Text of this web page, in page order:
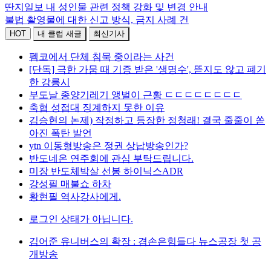
딴지일보 내 성인물 관련 정책 강화 및 변경 안내
불법 촬영물에 대한 신고 방식, 금지 사례 건
HOT 내 클럽 새글 최신기사
펨코에서 단체 침묵 중이라는 사건
[단독] 극한 가뭄 때 기증 받은 '생명수', 뜯지도 않고 폐기
한 강릉시
부도날 종양기레기 앵벌이 근황 ㄷㄷㄷㄷㄷㄷㄷㄷ
축협 성접대 징계하지 못한 이유
김승현의 논제) 작정하고 등장한 정청래! 결국 줄줄이 쏟
아진 폭탄 발언
ytn 이동형방송은 정권 상납방송인가?
반도네온 연주회에 관심 부탁드립니다.
미장 반도체박살 선봉 하이닉스ADR
강성필 매불쇼 하차
황현필 역사강사에게.
로그인 상태가 아닙니다.
김어준 유니버스의 확장 : 겸손은힘들다 뉴스공장 첫 공
개방송